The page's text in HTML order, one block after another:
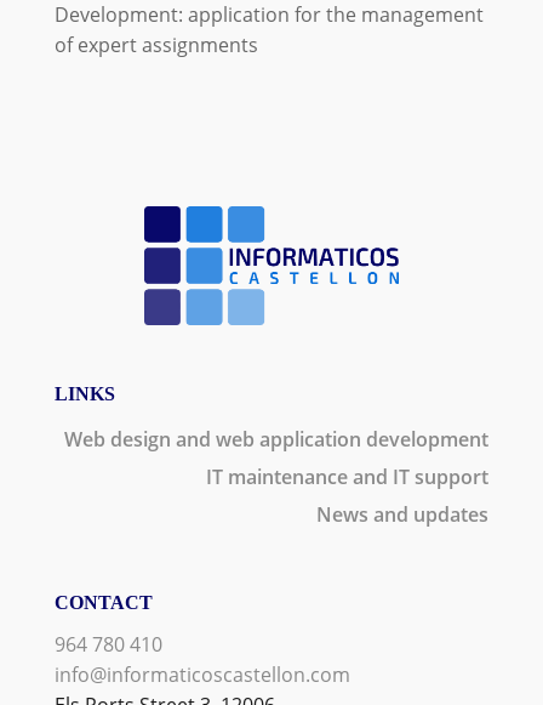
Development: application for the management
of expert assignments
LINKS
Web design and web application development
IT maintenance and IT support
News and updates
CONTACT
964 780 410
info@informaticoscastellon.com